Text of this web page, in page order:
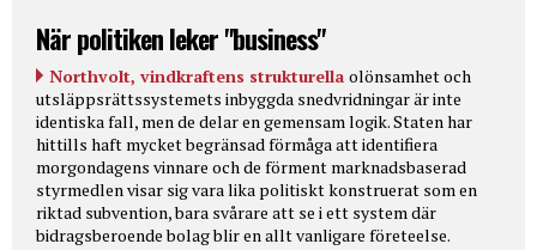
När politiken leker "business"
Northvolt, vindkraftens strukturella olönsamhet och
utsläppsrättssystemets inbyggda snedvridningar är inte
identiska fall, men de delar en gemensam logik. Staten har
hittills haft mycket begränsad förmåga att identifiera
morgondagens vinnare och de förment marknadsbaserad
styrmedlen visar sig vara lika politiskt konstruerat som en
riktad subvention, bara svårare att se i ett system där
bidragsberoende bolag blir en allt vanligare företeelse.